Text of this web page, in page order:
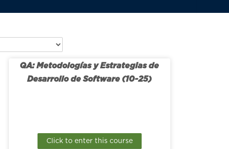
QA: Metodologías y Estrategias de
Desarrollo de Software (10-25)
Click to enter this course